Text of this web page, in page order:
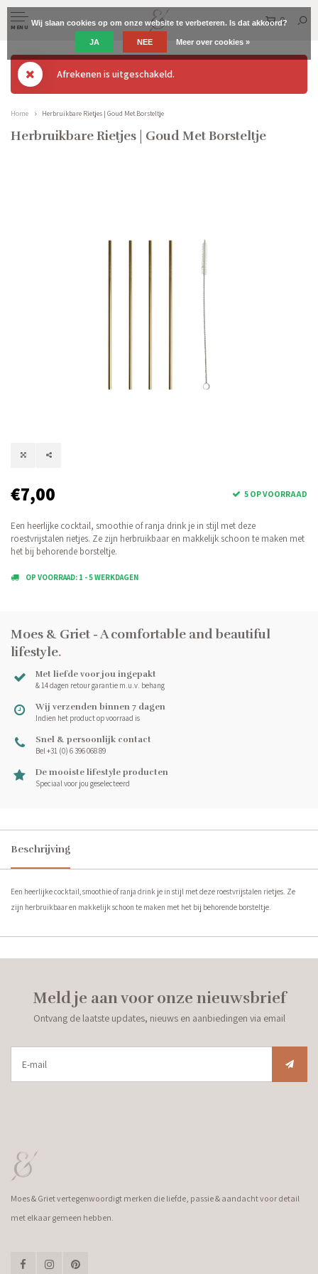
MENU
0
Afrekenen is uitgeschakeld.
Home Herbruikbare Rietjes | Goud Met Borsteltje
Herbruikbare Rietjes | Goud Met Borsteltje
€7,00 5 OP VOORRAAD
Een heerlijke cocktail, smoothie of ranja drink je in stijl met deze
roestvrijstalen rietjes. Ze zijn herbruikbaar en makkelijk schoon te maken met
het bij behorende borsteltje.
OP VOORRAAD: 1 - 5 WERKDAGEN
Moes & Griet - A comfortable and beautiful
lifestyle.
Met liefde voor jou ingepakt
& 14 dagen retour garantie m.u.v. behang
Wij verzenden binnen 7 dagen
Indien het product op voorraad is
Snel & persoonlijk contact
Bel +31 (0) 6 396 068 89
De mooiste lifestyle producten
Speciaal voor jou geselecteerd
Beschrijving
Een heerlijke cocktail, smoothie of ranja drink je in stijl met deze roestvrijstalen rietjes. Ze
zijn herbruikbaar en makkelijk schoon te maken met het bij behorende borsteltje.
Meld je aan voor onze nieuwsbrief
Ontvang de laatste updates, nieuws en aanbiedingen via email
Moes & Griet vertegenwoordigt merken die liefde, passie & aandacht voor detail
met elkaar gemeen hebben.
Wij slaan cookies op om onze website te verbeteren. Is dat akkoord?
JA NEE Meer over cookies »